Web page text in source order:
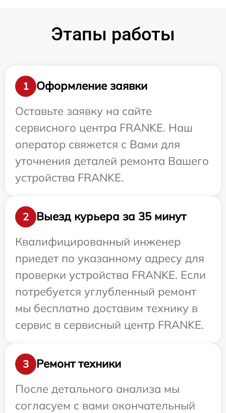
Этапы работы
1
Оформление заявки
Оставьте заявку на сайте
сервисного центра FRANKE. Наш
оператор свяжется с Вами для
уточнения деталей ремонта Вашего
устройства FRANKE.
2
Выезд курьера за 35 минут
Квалифицированный инженер
приедет по указанному адресу для
проверки устройства FRANKE. Если
потребуется углубленный ремонт
мы бесплатно доставим технику в
сервис в сервисный центр FRANKE.
3
Ремонт техники
После детального анализа мы
согласуем с вами окончательный